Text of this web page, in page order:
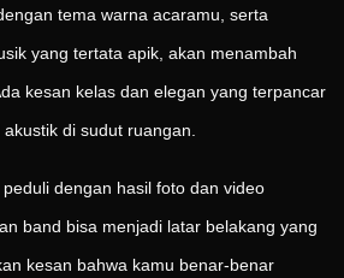
tema warna acaramu, serta
yang tertata apik, akan menambah
kesan kelas dan elegan yang terpancar
akustik di sudut ruangan.
dengan hasil foto dan video
band bisa menjadi latar belakang yang
kesan bahwa kamu benar-benar